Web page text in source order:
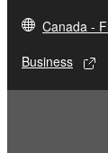
Canada -
Business